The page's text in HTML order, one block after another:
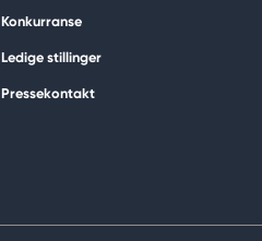
Konkurranse
Ledige stillinger
Pressekontakt